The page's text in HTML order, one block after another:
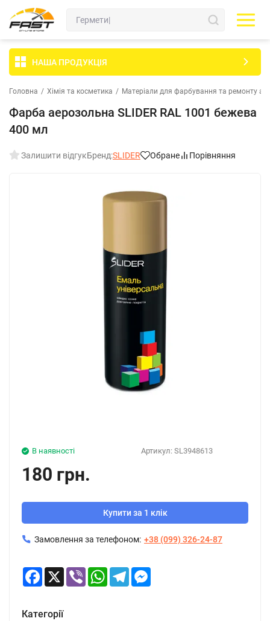
НАША ПРОДУКЦІЯ
Головна / Хімія та косметика / Матеріали для фарбування та ремонту
Фарба аерозольна SLIDER RAL 1001 бежева
400 мл
Залишити відгукБренд:SLIDER Обране Порівняння
Артикул: SL3948613
В наявності
180 грн.
Купити за 1 клік
Замовлення за телефоном: +38 (099) 326-24-87
Facebook
X Viber WhatsApp
Telegram
Категорії